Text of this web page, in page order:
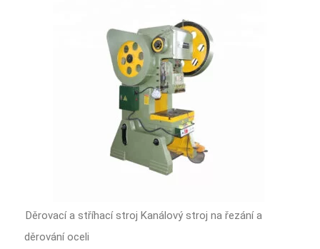
Děrovací a stříhací stroj Kanálový stroj na řezání a
děrování oceli